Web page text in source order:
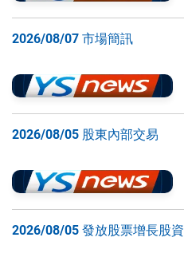
2026/08/07 市場簡訊
2026/08/05 股東內部交易
2026/08/05 發放股票增長股資